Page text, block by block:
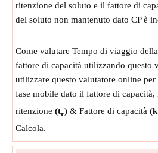
ritenzione del soluto e il fattore di
del soluto non mantenuto dato CP è
Come valutare Tempo di viaggio
fattore di capacità utilizzando questo
utilizzare questo valutatore online
fase mobile dato il fattore di capacità,
ritenzione (tr) & Fattore di capacità (k
Calcola.